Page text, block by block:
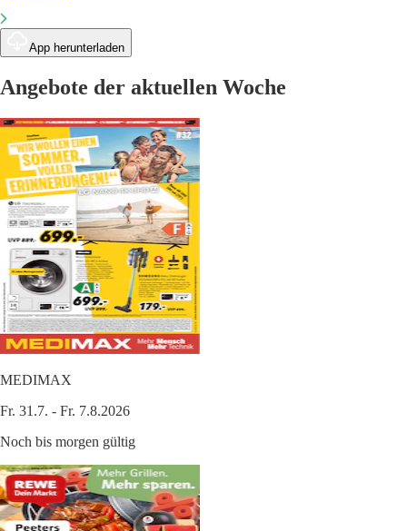
App herunterladen
Angebote der aktuellen Woche
MEDIMAX
Fr. 31.7. - Fr. 7.8.2026
Noch bis morgen gültig